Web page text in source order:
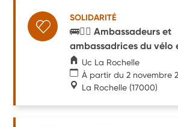
SOLIDARITÉ
🚌🚴‍♀️ Ambassadeurs et
ambassadrices du vélo
Uc La Rochelle
À partir du 2 novembre
La Rochelle (17000)